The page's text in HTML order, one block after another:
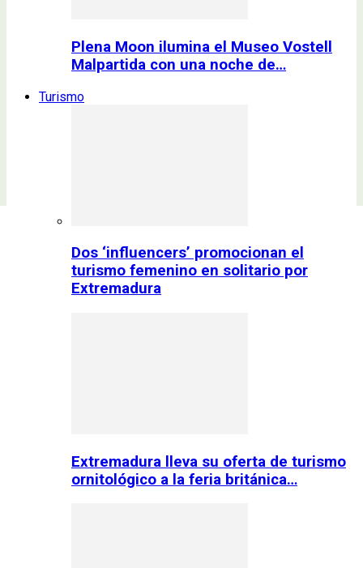
Plena Moon ilumina el Museo Vostell
Malpartida con una noche de…
Turismo
Dos ‘influencers’ promocionan el
turismo femenino en solitario por
Extremadura
Extremadura lleva su oferta de turismo
ornitológico a la feria británica…